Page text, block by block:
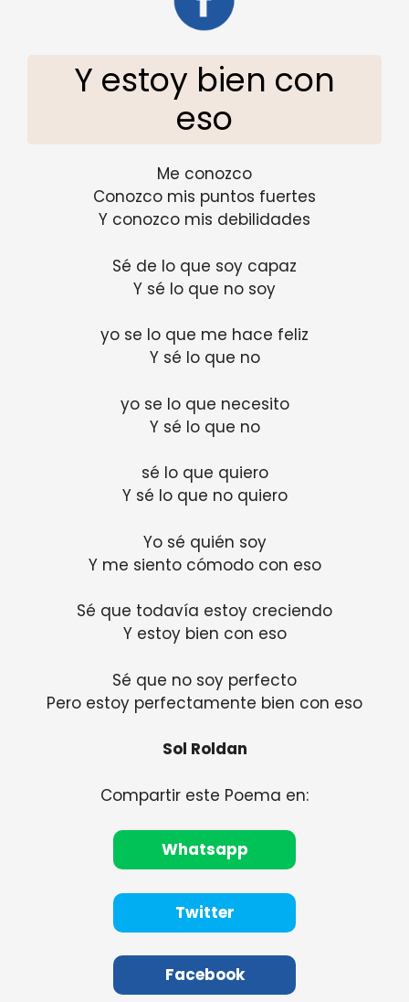
Y estoy bien con
eso
Me conozco
Conozco mis puntos fuertes
Y conozco mis debilidades
Sé de lo que soy capaz
Y sé lo que no soy
yo se lo que me hace feliz
Y sé lo que no
yo se lo que necesito
Y sé lo que no
sé lo que quiero
Y sé lo que no quiero
Yo sé quién soy
Y me siento cómodo con eso
Sé que todavía estoy creciendo
Y estoy bien con eso
Sé que no soy perfecto
Pero estoy perfectamente bien con eso
Sol Roldan
Compartir este Poema en:
Whatsapp
Twitter
Facebook